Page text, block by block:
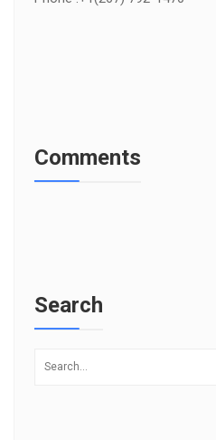
Comments
Search